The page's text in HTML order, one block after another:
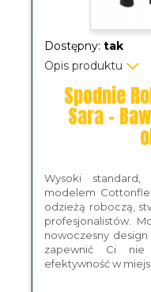
Dostępny: tak
Opis produktu
Spodnie
Sara -
Wysoki
modelem
odzieżą roboczą,
profesjonalistów.
nowoczesny
zapewnić Ci
efektywność w